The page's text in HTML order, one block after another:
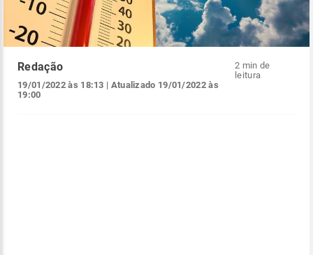
Redação
19/01/2022 às 18:13 | Atualizado 19/01/2022 às
19:00
2 min de
leitura